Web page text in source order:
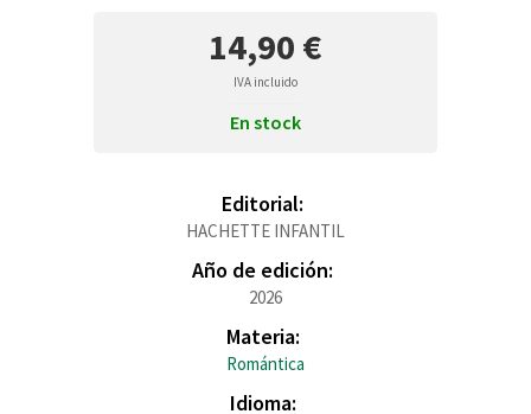
14,90 €
IVA incluido
En stock
Editorial:
HACHETTE INFANTIL
Año de edición:
2026
Materia:
Romántica
Idioma: